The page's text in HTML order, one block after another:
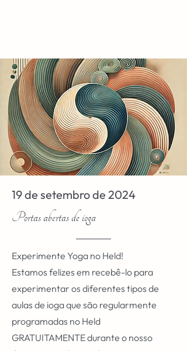
19 de setembro de 2024
Portas abertas de ioga
Experimente Yoga no Held!
Estamos felizes em recebê-lo para
experimentar os diferentes tipos de
aulas de ioga que são regularmente
programadas no Held
GRATUITAMENTE durante o nosso